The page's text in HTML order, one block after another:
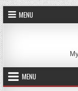
Skip
to
content
MENU
MENU